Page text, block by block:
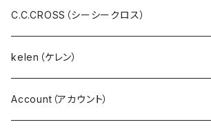
ボア・フリース
パンツ・ジーンズ･ショートパンツ
デニム
Spoom（スプーム）
０８Mab（ゼロハチマブ）
FONTANA GRANDE（フォンタナグランデ）
C.C.CROSS（シーシークロス）
kelen（ケレン）
Account（アカウント）